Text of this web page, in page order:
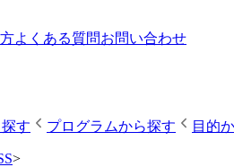
よくある質問お問い合わせ
す プログラムから探す 目的
>